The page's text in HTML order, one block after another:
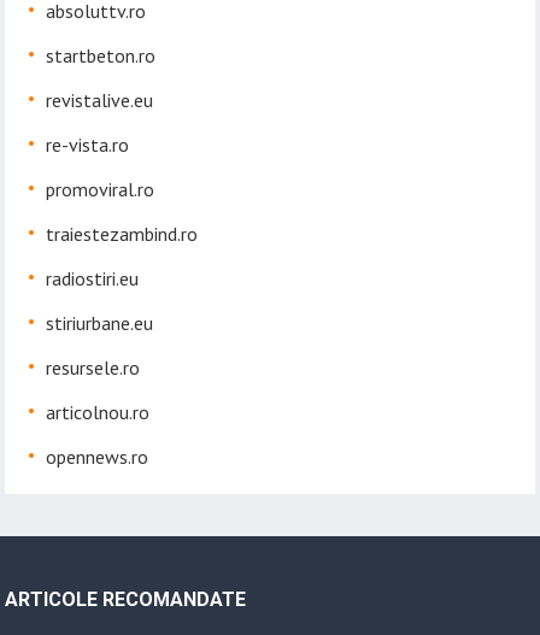
absoluttv.ro
startbeton.ro
revistalive.eu
re-vista.ro
promoviral.ro
traiestezambind.ro
radiostiri.eu
stiriurbane.eu
resursele.ro
articolnou.ro
opennews.ro
ARTICOLE RECOMANDATE